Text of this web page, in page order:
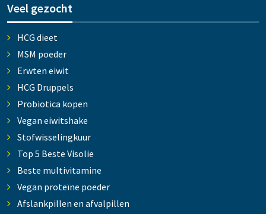
Veel gezocht
HCG dieet
MSM poeder
Erwten eiwit
HCG Druppels
Probiotica kopen
Vegan eiwitshake
Stofwisselingkuur
Top 5 Beste Visolie
Beste multivitamine
Vegan proteïne poeder
Afslankpillen en afvalpillen